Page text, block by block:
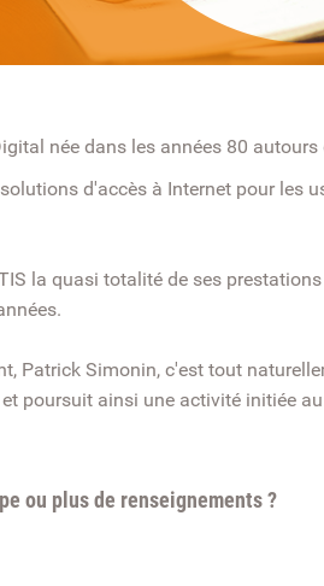
née dans les années 80
d'accès à Internet pour les
la quasi totalité de ses
Patrick Simonin, c'est tout
poursuit ainsi une activité initiée
ou plus de renseignements ?